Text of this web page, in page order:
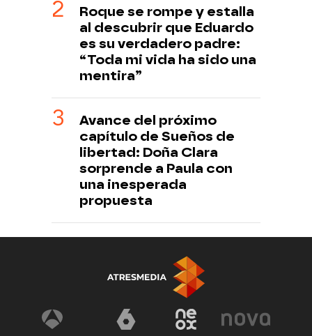
Roque se rompe y estalla
al descubrir que Eduardo
es su verdadero padre:
“Toda mi vida ha sido una
mentira”
Avance del próximo
capítulo de Sueños de
libertad: Doña Clara
sorprende a Paula con
una inesperada
propuesta